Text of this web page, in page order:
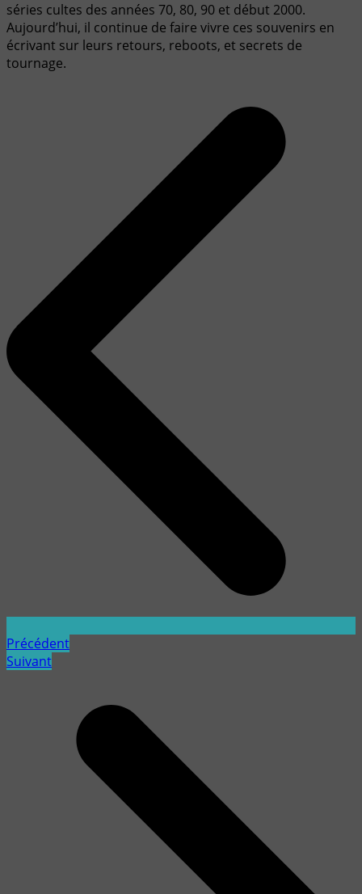
séries cultes des années 70, 80, 90 et début 2000.
Aujourd’hui, il continue de faire vivre ces souvenirs en
écrivant sur leurs retours, reboots, et secrets de
tournage.
Précédent
Suivant